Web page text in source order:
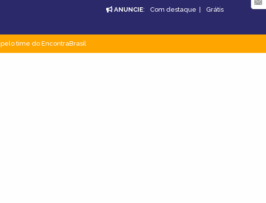
ANUNCIE: Com destaque | Grátis
pelo time do EncontraBrasil